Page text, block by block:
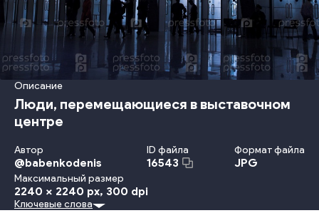
Описание
Люди, перемещающиеся в выставочном
центре
Автор
@babenkodenis
ID файла
16543
Формат файла
JPG
Максимальный размер
2240 x 2240 px, 300 dpi
Металл Путешествовать
Ключевые слова